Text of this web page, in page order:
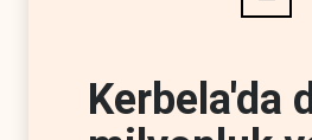
Kerbela'da